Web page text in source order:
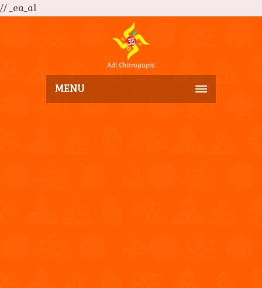
// _ea_al
MENU